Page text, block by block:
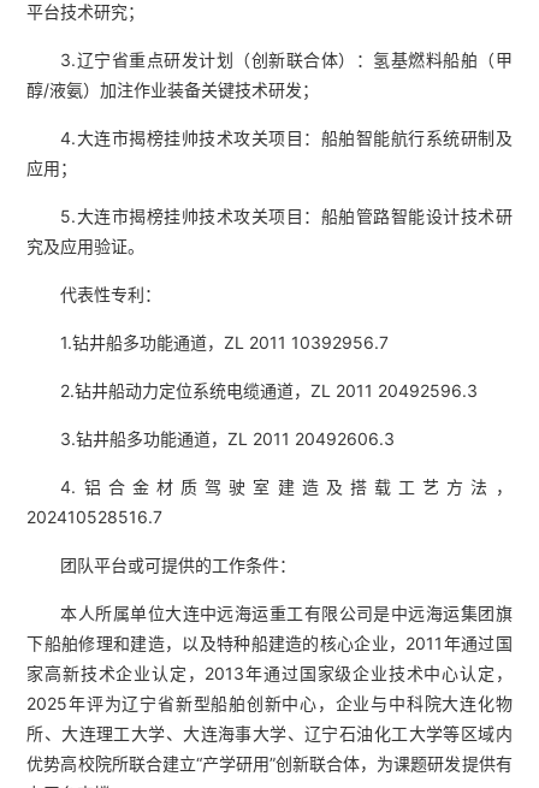
平台技术研究；
3.辽宁省重点研发计划（创新联合体）：氢基燃料船舶（甲
醇/液氨）加注作业装备关键技术研发；
4.大连市揭榜挂帅技术攻关项目：船舶智能航行系统研制及
应用；
5.大连市揭榜挂帅技术攻关项目：船舶管路智能设计技术研
究及应用验证。
代表性专利：
1.钻井船多功能通道，ZL 2011 10392956.7
2.钻井船动力定位系统电缆通道，ZL 2011 20492596.3
3.钻井船多功能通道，ZL 2011 20492606.3
4.铝合金材质驾驶室建造及搭载工艺方法，
202410528516.7
团队平台或可提供的工作条件：
本人所属单位大连中远海运重工有限公司是中远海运集团旗
下船舶修理和建造，以及特种船建造的核心企业，2011年通过国
家高新技术企业认定，2013年通过国家级企业技术中心认定，
2025年评为辽宁省新型船舶创新中心，企业与中科院大连化物
所、大连理工大学、大连海事大学、辽宁石油化工大学等区域内
优势高校院所联合建立“产学研用”创新联合体，为课题研发提供有